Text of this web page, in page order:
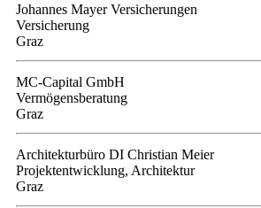
Johannes Mayer Versicherungen
Versicherung
Graz
MC-Capital GmbH
Vermögensberatung
Graz
Architekturbüro DI Christian Meier
Projektentwicklung, Architektur
Graz